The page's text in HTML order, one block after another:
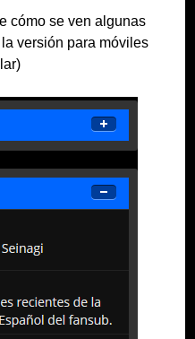
cómo se ven algunas
versión para móviles